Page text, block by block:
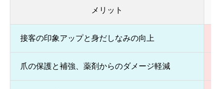
メリット
接客の印象アップと身だしなみの向上
爪の保護と補強、薬剤からのダメージ軽減